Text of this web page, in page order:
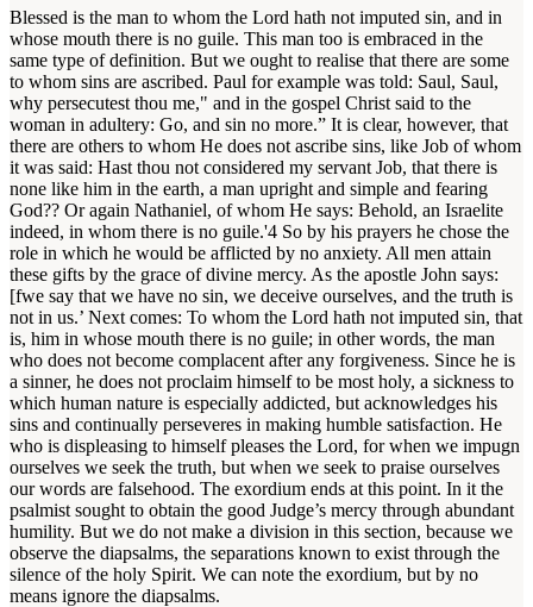
Blessed is the man to whom the Lord hath not imputed sin, and in
whose mouth there is no guile. This man too is embraced in the
same type of definition. But we ought to realise that there are some
to whom sins are ascribed. Paul for example was told: Saul, Saul,
why persecutest thou me," and in the gospel Christ said to the
woman in adultery: Go, and sin no more.” It is clear, however, that
there are others to whom He does not ascribe sins, like Job of whom
it was said: Hast thou not considered my servant Job, that there is
none like him in the earth, a man upright and simple and fearing
God?? Or again Nathaniel, of whom He says: Behold, an Israelite
indeed, in whom there is no guile.'4 So by his prayers he chose the
role in which he would be afflicted by no anxiety. All men attain
these gifts by the grace of divine mercy. As the apostle John says:
[fwe say that we have no sin, we deceive ourselves, and the truth is
not in us.’ Next comes: To whom the Lord hath not imputed sin, that
is, him in whose mouth there is no guile; in other words, the man
who does not become complacent after any forgiveness. Since he is
a sinner, he does not proclaim himself to be most holy, a sickness to
which human nature is especially addicted, but acknowledges his
sins and continually perseveres in making humble satisfaction. He
who is displeasing to himself pleases the Lord, for when we impugn
ourselves we seek the truth, but when we seek to praise ourselves
our words are falsehood. The exordium ends at this point. In it the
psalmist sought to obtain the good Judge’s mercy through abundant
humility. But we do not make a division in this section, because we
observe the diapsalms, the separations known to exist through the
silence of the holy Spirit. We can note the exordium, but by no
means ignore the diapsalms.